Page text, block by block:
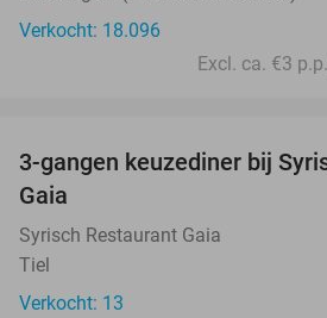
Verkocht: 18.096
Excl. ca. €3
3-gangen keuzediner bij
Gaia
Syrisch Restaurant Gaia
Tiel
Verkocht: 13